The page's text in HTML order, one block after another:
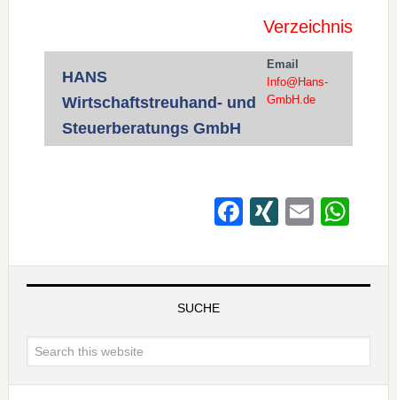
Verzeichnis
HANS
Wirtschaftstreuhand- und
Steuerberatungs GmbH
Email
Info@Hans-
GmbH.de
Facebook
XINGEmail
SUCHE